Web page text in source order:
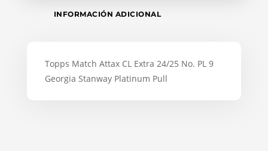
INFORMACIÓN ADICIONAL
Topps Match Attax CL Extra 24/25 No. PL 9
Georgia Stanway Platinum Pull